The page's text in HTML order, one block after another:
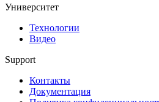
Университет
Технологии
Видео
Support
Контакты
Документация